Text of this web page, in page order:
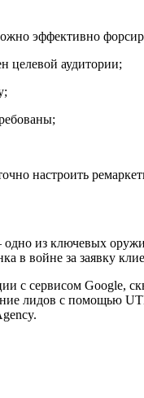
эффективно
целевой аудитории;
настроить
из ключевых
в войне за заявку
с сервисом Google,
лидов с помощью